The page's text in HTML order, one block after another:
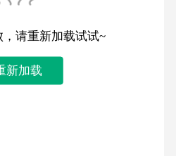
请重新加载试试~
新加载